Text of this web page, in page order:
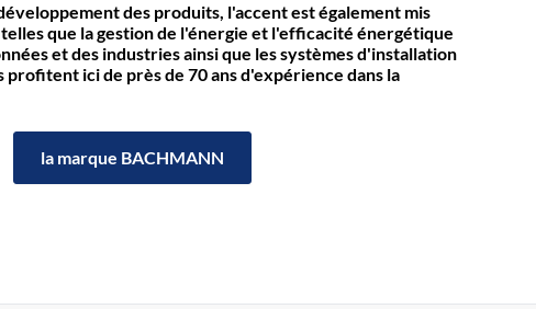
des produits, l'accent est également mis
que la gestion de l'énergie et l'efficacité énergétique
et des industries ainsi que les systèmes d'installation
profitent ici de près de 70 ans d'expérience dans la
la marque BACHMANN